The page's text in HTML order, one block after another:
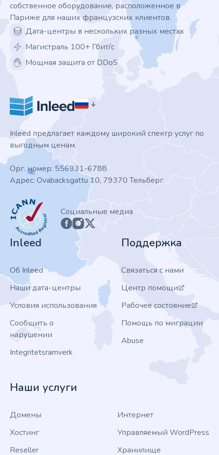
собственное оборудование, расположенное в
Париже для наших французских клиентов.
Дата-центры в нескольких разных местах
Магистраль 100+ Гбит/с
Мощная защита от DDoS
Inleed предлагает каждому широкий спектр услуг по
выгодным ценам.
Орг. номер: 556931-6788
Адрес: Ovabacksgattu 10, 79370 Тельберг.
ICANN
Социальные медиа
Inleed
Об Inleed
Наши дата-центры
Условия использования
Сообщить о
нарушении
Integritetsramverk
Поддержка
Связаться с нами
Центр помощи
Рабочее состояние
Помощь по миграции
Abuse
Наши услуги
Домены
Хостинг
Reseller
Интернет
Управляемый WordPress
Хранилище